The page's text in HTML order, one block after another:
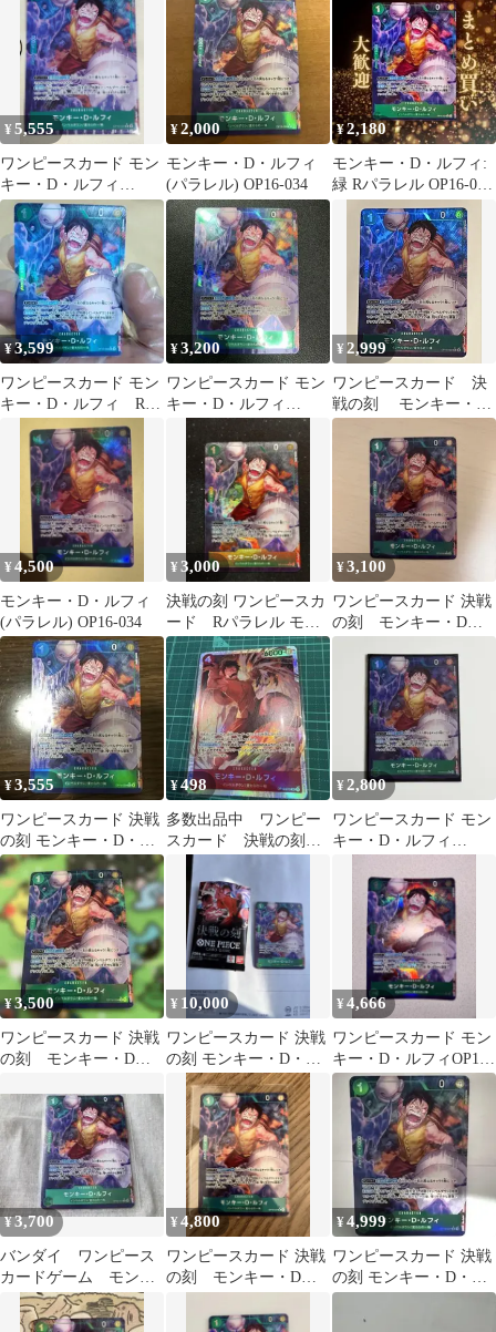
¥5,555
ワンピースカード モン
キー・D・ルフィ
OP16-034
¥2,000
モンキー・D・ルフィ
(パラレル) OP16-034
¥2,180
モンキー・D・ルフィ:
緑 Rパラレル OP16-034
2180円（残1
¥3,599
ワンピースカード モン
キー・D・ルフィ Rパ
ラレル 決戦の刻
¥3,200
ワンピースカード モン
キー・D・ルフィ
OP16-034 レア パラレ
¥2,999
ワンピースカード 決
戦の刻 モンキー・
D・ルフィパラレルレ
ア（★R）Rパラレル
¥4,500
モンキー・D・ルフィ
(パラレル) OP16-034
¥3,000
決戦の刻 ワンピースカ
ード Rパラレル モン
キー・D・ルフィ
¥3,100
ワンピースカード 決戦
の刻 モンキー・D・
ルフィ OP16-034 レア
パラレル
¥3,555
ワンピースカード 決戦
の刻 モンキー・D・ル
フィ Rパラレル
¥498
多数出品中 ワンピー
スカード 決戦の刻
モンキー Dルフィ
¥2,800
ワンピースカード モン
キー・D・ルフィ
ル 決戦の刻
¥3,500
ワンピースカード 決戦
の刻 モンキー・D・
ラレル
¥ 10,000
ワンピースカード 決戦
の刻 モンキー・D・ル
フィ Rパラレル
¥4,666
ワンピースカード モン
キー・D・ルフィOP16-
034パラレルレア
¥3,700
バンダイ ワンピース
カードゲーム モンキ
ー・D・ルフィ R パ
ラレル
¥4,800
ワンピースカード 決戦
の刻 モンキー・D・
ラレル
¥4,999
ワンピースカード 決戦
の刻 モンキー・D・ル
フィ Rパラレル